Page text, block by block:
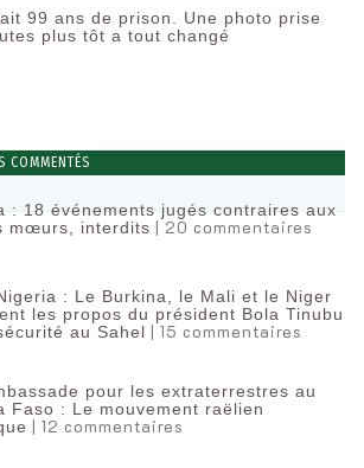
99 ans de prison. Une photo prise
plus tôt a tout changé
COMMENTÉS
: 18 événements jugés contraires aux
mœurs, interdits | 20 commentaires
: Le Burkina, le Mali et le Niger
les propos du président Bola Tinubu
au Sahel | 15 commentaires
pour les extraterrestres au
Faso : Le mouvement raëlien
| 12 commentaires